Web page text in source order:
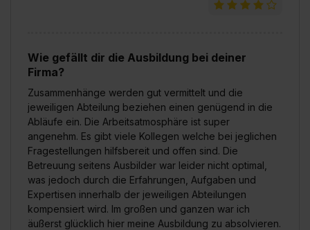
Wie gefällt dir die Ausbildung bei deiner
Firma?
Zusammenhänge werden gut vermittelt und die
jeweiligen Abteilung beziehen einen genügend in die
Abläufe ein. Die Arbeitsatmosphäre ist super
angenehm. Es gibt viele Kollegen welche bei jeglichen
Fragestellungen hilfsbereit und offen sind. Die
Betreuung seitens Ausbilder war leider nicht optimal,
was jedoch durch die Erfahrungen, Aufgaben und
Expertisen innerhalb der jeweiligen Abteilungen
kompensiert wird. Im großen und ganzen war ich
äußerst glücklich hier meine Ausbildung zu absolvieren.